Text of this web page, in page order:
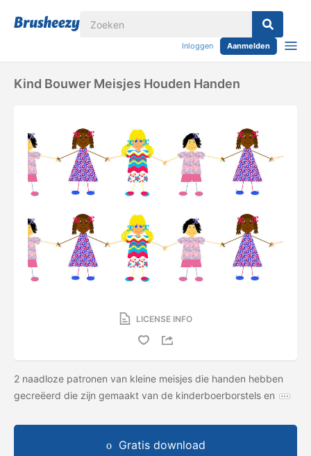
Inloggen Aanmelden
Kind Bouwer Meisjes Houden Handen
LICENSE INFO
2 naadloze patronen van kleine meisjes die handen hebben
gecreëerd die zijn gemaakt van de kinderboerborstels en
Gratis download